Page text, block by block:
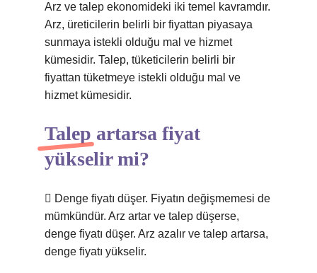
Arz ve talep ekonomideki iki temel kavramdır.
Arz, üreticilerin belirli bir fiyattan piyasaya
sunmaya istekli olduğu mal ve hizmet
kümesidir. Talep, tüketicilerin belirli bir
fiyattan tüketmeye istekli olduğu mal ve
hizmet kümesidir.
Talep artarsa fiyat
yükselir mi?
 Denge fiyatı düşer. Fiyatın değişmemesi de
mümkündür. Arz artar ve talep düşerse,
denge fiyatı düşer. Arz azalır ve talep artarsa,
denge fiyatı yükselir.